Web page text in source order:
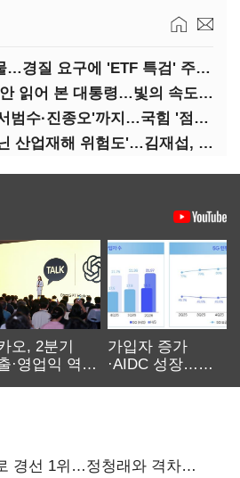
김용범 책임론 봇물…경질 요구에 'ETF 특검' 주장까지
장동혁 "형소법도 안 읽어 본 대통령…빛의 속도로 무너질 것"
장동혁도 모라자 '서범수·진종오'까지…국힘 '점입가경'
'상시근로자 수 아닌 산업재해 위험도'…김재섭, 산재예방 지원기준 손질
오, 2분기
·영업익 역대
가입자 증가
·AIDC 성장…
경선 1위…정청래와 격차